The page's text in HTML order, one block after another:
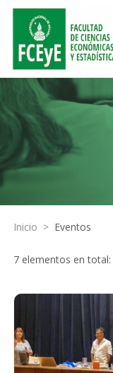
Inicio > Eventos
7 elementos en total: